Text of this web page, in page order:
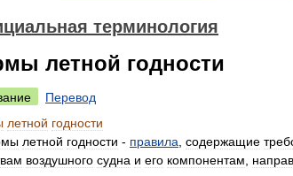
терминология
летной годности
Перевод
летной годности
летной годности - правила содержащие
воздушного судна и его компонентам